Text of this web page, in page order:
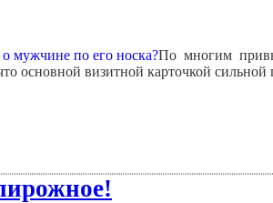
По многим
основной визитной карточкой сильной